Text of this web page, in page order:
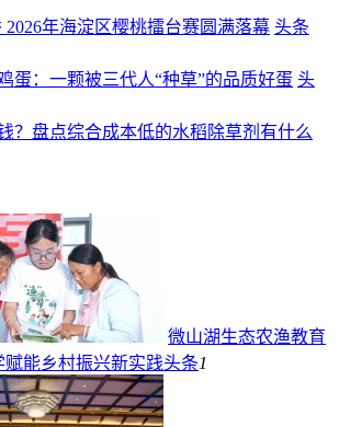
2026年海淀区樱桃擂台赛圆满落幕 头条
蛋：一颗被三代人“种草”的品质好蛋 头
？盘点综合成本低的水稻除草剂有什么
微山湖生态农渔教育
赋能乡村振兴新实践头条1